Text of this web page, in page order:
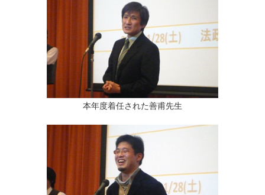
本年度着任された善甫先生